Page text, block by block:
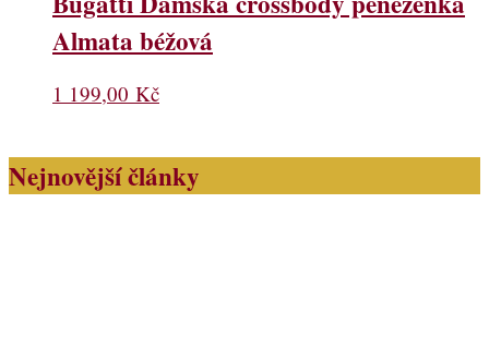
Almata béžová
1 199,00 Kč
Nejnovější články